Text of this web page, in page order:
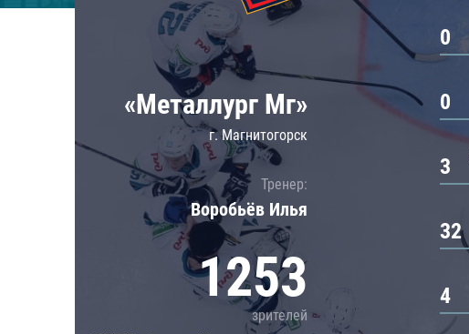
Локомотив
ЦСКА
Шанхайские Драконы
«Металлург Мг»
г. Магнитогорск
Тренер:
Воробьёв Илья
1253
зрителей
0
0
3
32
4